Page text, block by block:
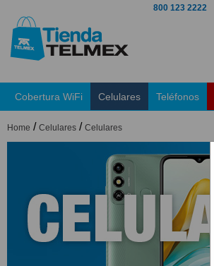
800 123 2222
Cobertura WiFi Celulares Teléfonos
Home / Celulares / Celulares